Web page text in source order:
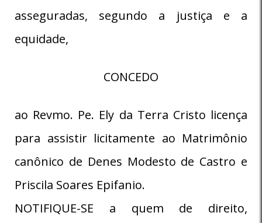
asseguradas, segundo a justiça e a
equidade,
CONCEDO
ao Revmo. Pe. Ely da Terra Cristo licença
para assistir licitamente ao Matrimônio
canônico de Denes Modesto de Castro e
Priscila Soares Epifanio.
NOTIFIQUE-SE a quem de direito,